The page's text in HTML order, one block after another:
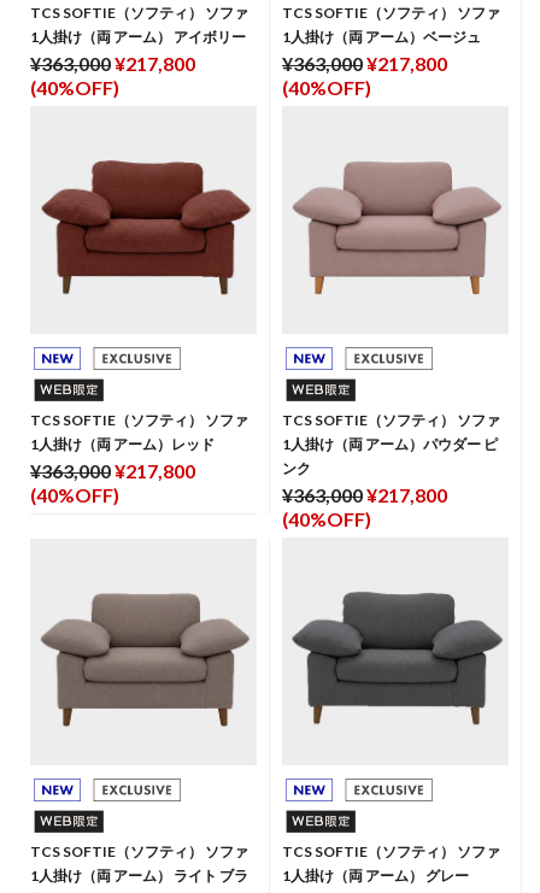
TCS SOFTIE（ソフティ） ソファ
1人掛け（両 アーム） アイボリー
¥363,000¥217,800
(40%OFF)
TCS SOFTIE（ソフティ） ソファ
1人掛け（両 アーム）ベージュ
¥363,000¥217,800
(40%OFF)
TCS SOFTIE（ソフティ） ソファ
1人掛け（両 アーム）レッド
¥363,000¥217,800
(40%OFF)
TCS SOFTIE（ソフティ） ソファ
1人掛け（両 アーム）パウダー ピ
ンク
¥363,000¥217,800
(40%OFF)
TCS SOFTIE（ソフティ） ソファ
1人掛け（両 アーム） ライト ブラ
TCS SOFTIE（ソフティ） ソファ
1人掛け（両 アーム） グレー